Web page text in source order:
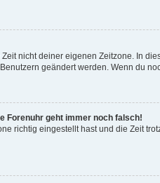
nicht deiner eigenen Zeitzone. In
geändert werden. Wenn du
Forenuhr geht immer noch falsch!
richtig eingestellt hast und die Zeit